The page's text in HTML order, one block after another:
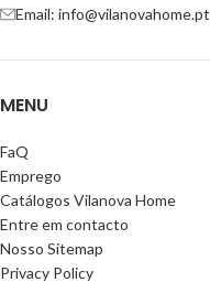
Email: info@vilanovahome.pt
MENU
FaQ
Emprego
Catálogos Vilanova Home
Entre em contacto
Nosso Sitemap
Privacy Policy